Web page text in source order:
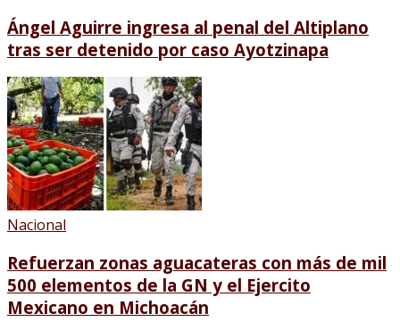
Ángel Aguirre ingresa al penal del Altiplano
tras ser detenido por caso Ayotzinapa
Nacional
Refuerzan zonas aguacateras con más de mil
500 elementos de la GN y el Ejercito
Mexicano en Michoacán